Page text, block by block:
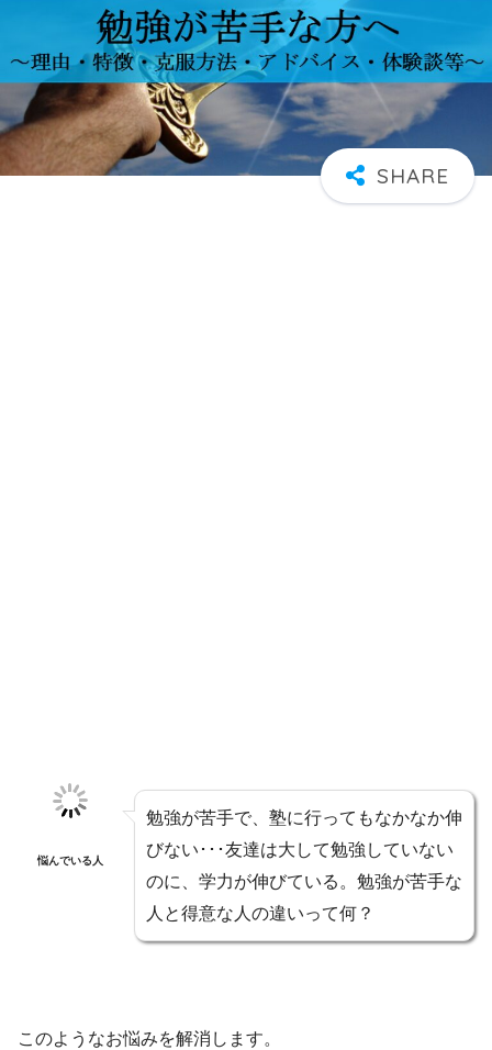
悩んでいる人
勉強が苦手で、塾に行ってもなかなか伸
びない･･･友達は大して勉強していない
のに、学力が伸びている。勉強が苦手な
人と得意な人の違いって何？
このようなお悩みを解消します。